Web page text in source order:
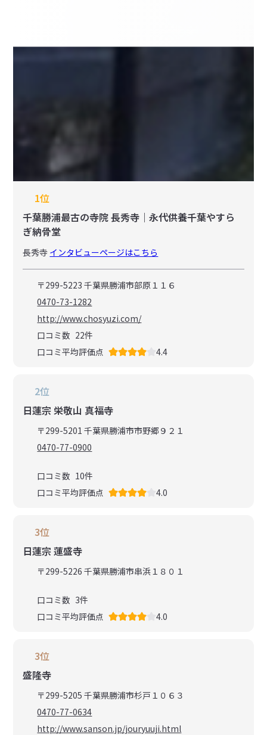
1位
千葉勝浦最古の寺院 長秀寺｜永代供養千葉やすら
ぎ納骨堂
長秀寺 インタビューページはこちら
〒299-5223 千葉県勝浦市部原１１６
0470-73-1282
http://www.chosyuzi.com/
口コミ数 22件
口コミ平均評価点
4.4
2位
日蓮宗 栄敬山 真福寺
〒299-5201 千葉県勝浦市市野郷９２１
0470-77-0900
口コミ数 10件
口コミ平均評価点
4.0
3位
日蓮宗 蓮盛寺
〒299-5226 千葉県勝浦市串浜１８０１
口コミ数 3件
口コミ平均評価点
4.0
3位
盛隆寺
〒299-5205 千葉県勝浦市杉戸１０６３
0470-77-0634
http://www.sanson.jp/jouryuuji.html